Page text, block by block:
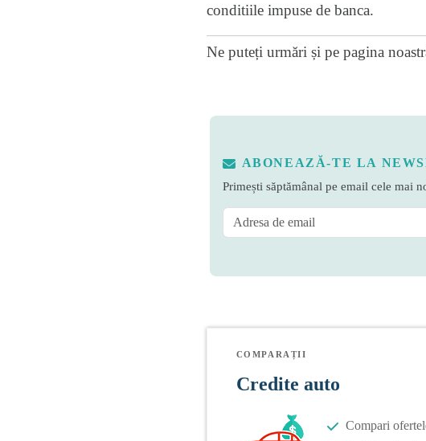
conditiile impuse de banca.
Ne puteți urmări și pe pagina
ABONEAZĂ-TE LA
Primești săptămânal pe email cele mai
COMPARAȚII
Credite auto
Compari